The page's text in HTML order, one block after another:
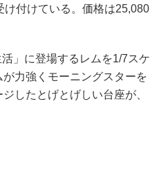
付けている。価格は25,080
」に登場するレムを1/7スケ
力強くモーニングスターを
したとげとげしい台座が、